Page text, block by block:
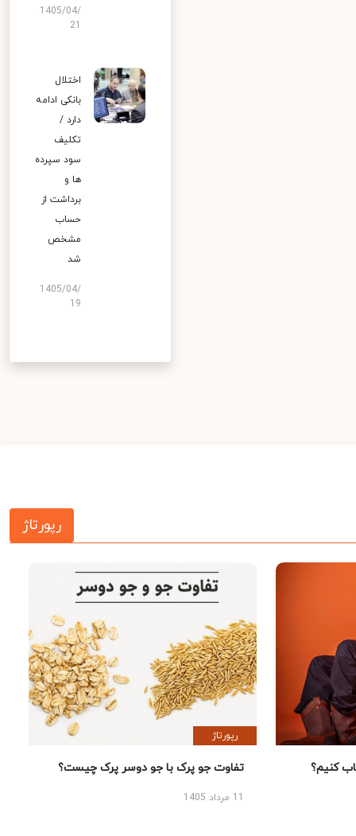
1405/04/
اختلال
بانکی ادامه
دارد /
تکلیف
سود سپرده
ها و
برداشت از
حساب
مشخص
شد
1405/04/
19
رپورتاژ
کنیم؟
رپورتاژ
تفاوت جو پرک با جو دوسر پرک چیست؟